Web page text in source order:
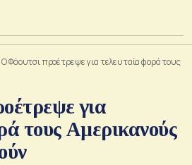
Ο Φάουτσι προέτρεψε για τελευταία φορά τους
για
τους Αμερικανούς